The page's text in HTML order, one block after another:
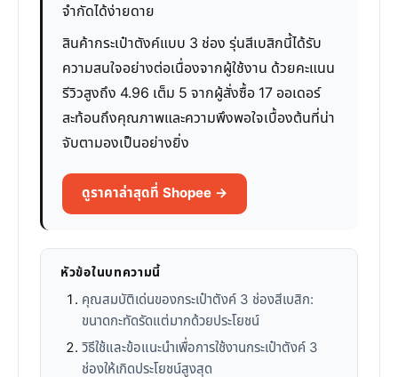
จำกัดได้ง่ายดาย
สินค้ากระเป๋าตังค์แบบ 3 ช่อง รุ่นสีเบสิกนี้ได้รับ
ความสนใจอย่างต่อเนื่องจากผู้ใช้งาน ด้วยคะแนน
รีวิวสูงถึง 4.96 เต็ม 5 จากผู้สั่งซื้อ 17 ออเดอร์
สะท้อนถึงคุณภาพและความพึงพอใจเบื้องต้นที่น่า
จับตามองเป็นอย่างยิ่ง
ดูราคาล่าสุดที่ Shopee →
หัวข้อในบทความนี้
คุณสมบัติเด่นของกระเป๋าตังค์ 3 ช่องสีเบสิก:
ขนาดกะทัดรัดแต่มากด้วยประโยชน์
วิธีใช้และข้อแนะนำเพื่อการใช้งานกระเป๋าตังค์ 3
ช่องให้เกิดประโยชน์สูงสุด